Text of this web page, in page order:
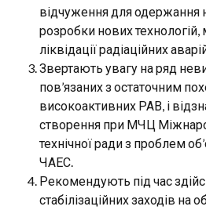
відчуження для одержання
розробки нових технологій,
ліквідації радіаційних
Звертають увагу на ряд
пов’язаних з остаточним
високоактивних РАВ, і
створення при МЧЦ
технічної ради з проблем
ЧАЕС.
Рекомендують під час
стабілізаційних заходів на